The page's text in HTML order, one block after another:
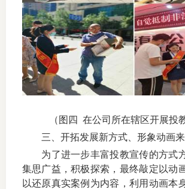
（图四 在公司所在辖区开展投
三、开拓发展新方式、形象动画
为了进一步丰富投教宣传的方式
集思广益，积极探索，最终敲定以动
以还原真实案例为内容，利用动画本